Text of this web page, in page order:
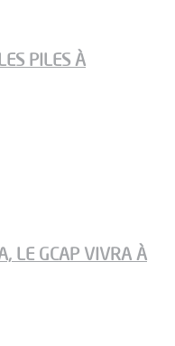
PILES À
LE GCAP VIVRA À